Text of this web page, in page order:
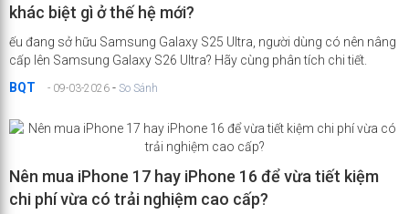
khác biệt gì ở thế hệ mới?
ếu đang sở hữu Samsung Galaxy S25 Ultra, người dùng có nên nâng
cấp lên Samsung Galaxy S26 Ultra? Hãy cùng phân tích chi tiết.
BQT
- 09-03-2026 - So Sánh
Nên mua iPhone 17 hay iPhone 16 để vừa tiết kiệm
chi phí vừa có trải nghiệm cao cấp?